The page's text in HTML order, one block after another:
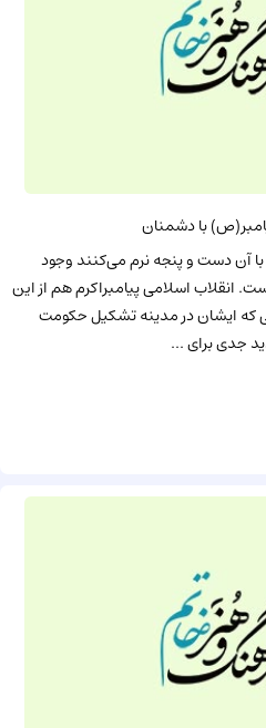
با دشمنان
آن دست و پنجه نرم می‌کنند وجود
انقلاب اسلامی پیامبراکرم هم از این
که ایشان در مدینه تشکیل حکومت
جدی برای ...